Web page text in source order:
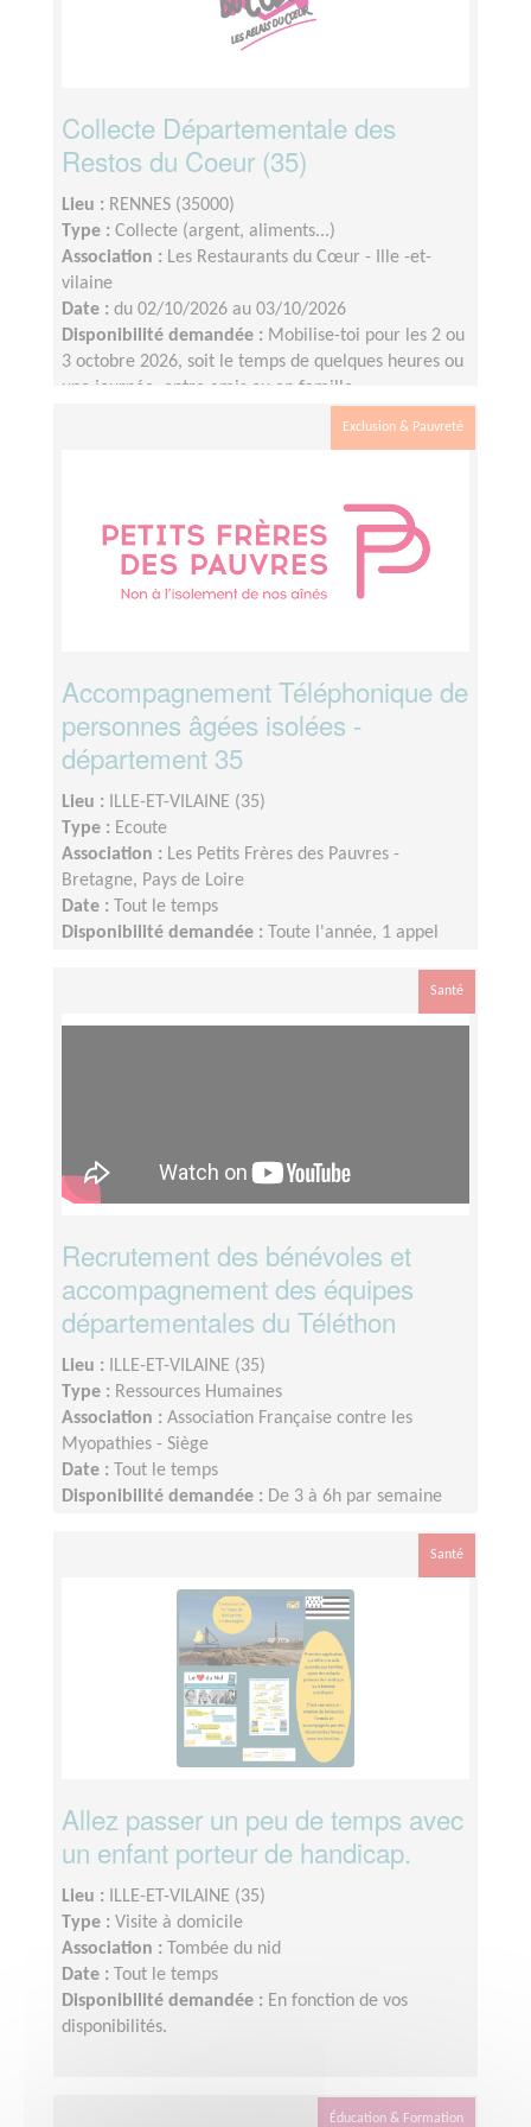
Collecte Départementale des
Restos du Coeur (35)
Lieu : RENNES (35000)
Type : Collecte (argent, aliments...)
Association : Les Restaurants du Cœur - Ille -et-
vilaine
Date : du 02/10/2026 au 03/10/2026
Disponibilité demandée : Mobilise-toi pour les 2 ou
3 octobre 2026, soit le temps de quelques heures ou
une journée, entre amis ou en famille.
Exclusion & Pauvreté
Accompagnement Téléphonique de
personnes âgées isolées -
département 35
Lieu :
ILLE-ET-VILAINE (35)
Type : Ecoute
Association : Les Petits Frères des Pauvres -
Bretagne, Pays de Loire
Date :
Tout le temps
Disponibilité demandée :
Toute l'année, 1 appel
rencontre en présentiel à Nantes 1 fois par an.
Santé
Recrutement des bénévoles et
accompagnement des équipes
départementales du Téléthon
Lieu :
ILLE-ET-VILAINE (35)
Type : Ressources Humaines
Association : Association Française contre les
Myopathies - Siège
Date :
Tout le temps
Disponibilité demandée : De 3 à 6h par semaine
Santé
Allez passer un peu de temps avec
un enfant porteur de handicap.
Lieu :
ILLE-ET-VILAINE (35)
Type : Visite à domicile
Association :
Tombée du nid
Date :
Tout le temps
Disponibilité demandée : En fonction de vos
disponibilités.
Éducation & Formation